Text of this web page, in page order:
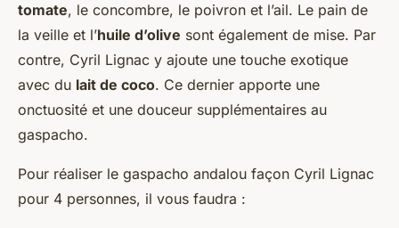
tomate, le concombre, le poivron et l’ail. Le pain de
la veille et l’huile d’olive sont également de mise. Par
contre, Cyril Lignac y ajoute une touche exotique
avec du lait de coco. Ce dernier apporte une
onctuosité et une douceur supplémentaires au
gaspacho.
Pour réaliser le gaspacho andalou façon Cyril Lignac
pour 4 personnes, il vous faudra :